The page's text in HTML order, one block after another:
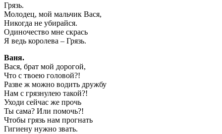
Грязь.
Молодец, мой мальчик Вася,
Никогда не убирайся.
Одиночество мне скрась
Я ведь королева – Грязь.
Ваня.
Вася, брат мой дорогой,
Что с твоею головой?!
Разве ж можно водить дружбу
Нам с грязнулею такой?!
Уходи сейчас же прочь
Ты сама? Или помочь?!
Чтобы грязь нам прогнать
Гигиену нужно звать.